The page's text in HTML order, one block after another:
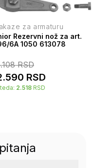
za armaturu
Rezervni nož za art.
6A 1050 613078
RSD
RSD
2.518 RSD